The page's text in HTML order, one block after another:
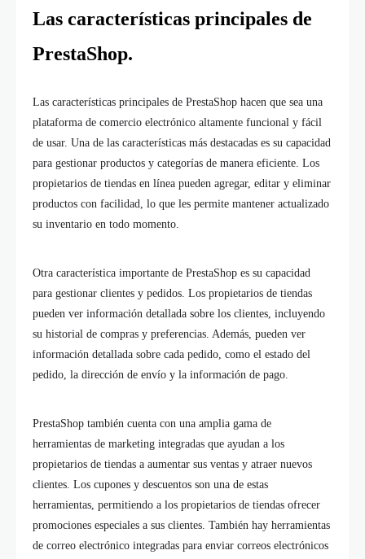
Las características principales de
PrestaShop.
Las características principales de PrestaShop hacen que sea una
plataforma de comercio electrónico altamente funcional y fácil
de usar. Una de las características más destacadas es su capacidad
para gestionar productos y categorías de manera eficiente. Los
propietarios de tiendas en línea pueden agregar, editar y eliminar
productos con facilidad, lo que les permite mantener actualizado
su inventario en todo momento.
Otra característica importante de PrestaShop es su capacidad
para gestionar clientes y pedidos. Los propietarios de tiendas
pueden ver información detallada sobre los clientes, incluyendo
su historial de compras y preferencias. Además, pueden ver
información detallada sobre cada pedido, como el estado del
pedido, la dirección de envío y la información de pago.
PrestaShop también cuenta con una amplia gama de
herramientas de marketing integradas que ayudan a los
propietarios de tiendas a aumentar sus ventas y atraer nuevos
clientes. Los cupones y descuentos son una de estas
herramientas, permitiendo a los propietarios de tiendas ofrecer
promociones especiales a sus clientes. También hay herramientas
de correo electrónico integradas para enviar correos electrónicos